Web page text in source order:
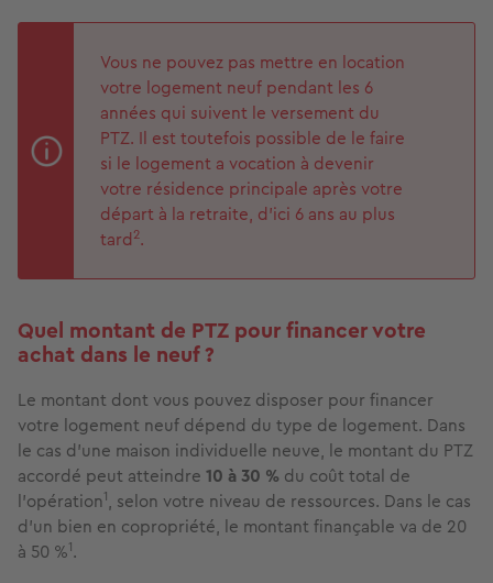
Vous ne pouvez pas mettre en location
votre logement neuf pendant les 6
années qui suivent le versement du
PTZ. Il est toutefois possible de le faire
si le logement a vocation à devenir
votre résidence principale après votre
départ à la retraite, d’ici 6 ans au plus
tard2.
Quel montant de PTZ pour financer votre
achat dans le neuf ?
Le montant dont vous pouvez disposer pour financer
votre logement neuf dépend du type de logement. Dans
le cas d’une maison individuelle neuve, le montant du PTZ
accordé peut atteindre 10 à 30 % du coût total de
l’opération1, selon votre niveau de ressources. Dans le cas
d’un bien en copropriété, le montant finançable va de 20
à 50 %1.